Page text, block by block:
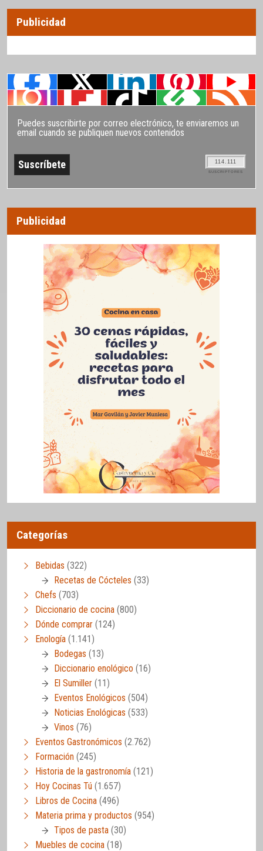
Publicidad
Puedes suscribirte por correo electrónico, te enviaremos un
email cuando se publiquen nuevos contenidos
114.111
SUSCRIPTORES
Publicidad
Categorías
Bebidas (322)
Recetas de Cócteles (33)
Chefs (703)
Diccionario de cocina (800)
Dónde comprar (124)
Enología (1.141)
Bodegas (13)
Diccionario enológico (16)
El Sumiller (11)
Eventos Enológicos (504)
Noticias Enológicas (533)
Vinos (76)
Eventos Gastronómicos (2.762)
Formación (245)
Historia de la gastronomía (121)
Hoy Cocinas Tú (1.657)
Libros de Cocina (496)
Materia prima y productos (954)
Tipos de pasta (30)
Muebles de cocina (18)